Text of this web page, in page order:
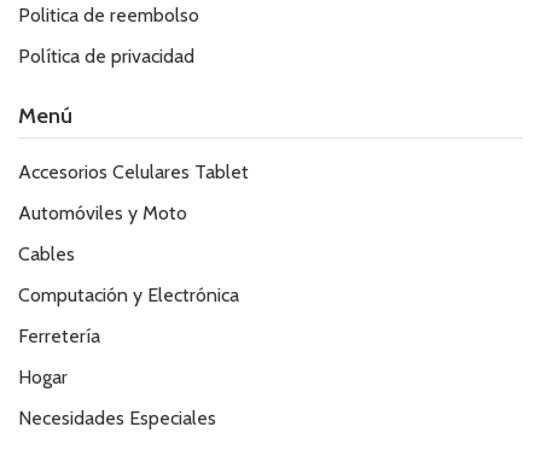
Politica de reembolso
Política de privacidad
Menú
Accesorios Celulares Tablet
Automóviles y Moto
Cables
Computación y Electrónica
Ferretería
Hogar
Necesidades Especiales